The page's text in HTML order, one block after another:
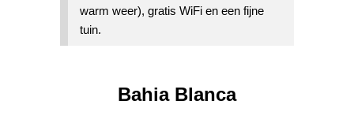
warm weer), gratis WiFi en een fijne
tuin.
Bahia Blanca